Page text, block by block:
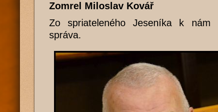
Zomrel Miloslav Kovář
Zo spriateleného Jeseníka k nám
správa.